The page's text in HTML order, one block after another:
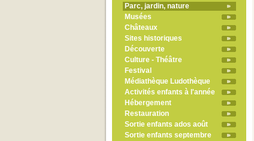
Parc, jardin, nature
Musées
Châteaux
Sites historiques
Découverte
Culture - Théâtre
Festival
Médiathèque Ludothèque
Activités enfants à l'année
Hébergement
Restauration
Sortie enfants ados août
Sortie enfants septembre